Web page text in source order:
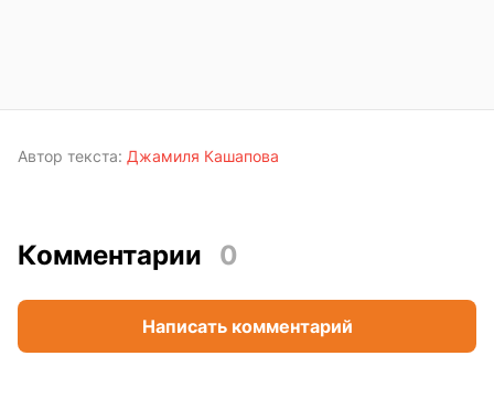
Автор текста: Джамиля Кашапова
Комментарии 0
Написать комментарий